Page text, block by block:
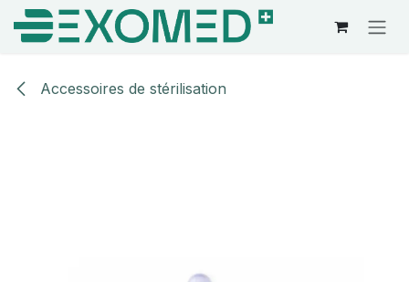
Se rendre au contenu
Accessoires de stérilisation